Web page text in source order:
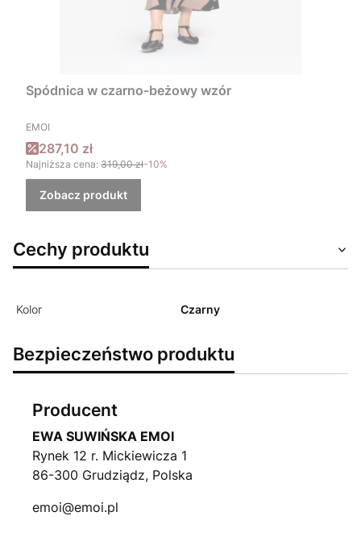
Spódnica w czarno-beżowy wzór
PRODUCENT
EMOI
Cena promocyjna
287,10 zł
Najniższa cena: 319,00 zł-10%
Zobacz produkt
Cechy produktu
Kolor Czarny
Bezpieczeństwo produktu
Producent
EWA SUWIŃSKA EMOI
Rynek 12 r. Mickiewicza 1
86-300 Grudziądz, Polska
emoi@emoi.pl